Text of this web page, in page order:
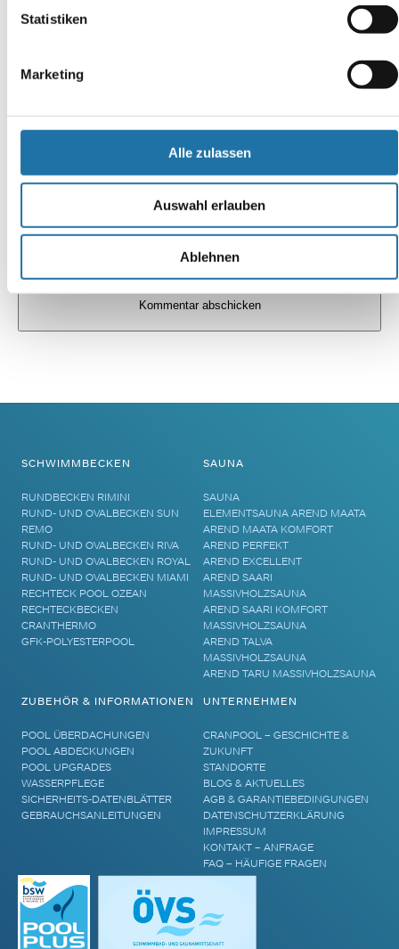
Statistiken
Marketing
Alle zulassen
Auswahl erlauben
Ablehnen
SCHWIMMBECKEN
RUNDBECKEN RIMINI
RUND- UND OVALBECKEN SUN
REMO
RUND- UND OVALBECKEN RIVA
RUND- UND OVALBECKEN ROYAL
RUND- UND OVALBECKEN MIAMI
RECHTECK POOL OZEAN
RECHTECKBECKEN
CRANTHERMO
GFK-POLYESTERPOOL
SAUNA
SAUNA
ELEMENTSAUNA AREND MAATA
AREND MAATA KOMFORT
AREND PERFEKT
AREND EXCELLENT
AREND SAARI
MASSIVHOLZSAUNA
AREND SAARI KOMFORT
MASSIVHOLZSAUNA
AREND TALVA
MASSIVHOLZSAUNA
AREND TARU MASSIVHOLZSAUNA
ZUBEHÖR & INFORMATIONEN
POOL ÜBERDACHUNGEN
POOL ABDECKUNGEN
POOL UPGRADES
WASSERPFLEGE
SICHERHEITS-DATENBLÄTTER
GEBRAUCHSANLEITUNGEN
UNTERNEHMEN
CRANPOOL – GESCHICHTE &
ZUKUNFT
STANDORTE
BLOG & AKTUELLES
AGB & GARANTIEBEDINGUNGEN
DATENSCHUTZERKLÄRUNG
IMPRESSUM
KONTAKT – ANFRAGE
FAQ – HÄUFIGE FRAGEN